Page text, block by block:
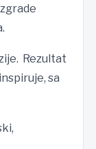
Rezultat
sa